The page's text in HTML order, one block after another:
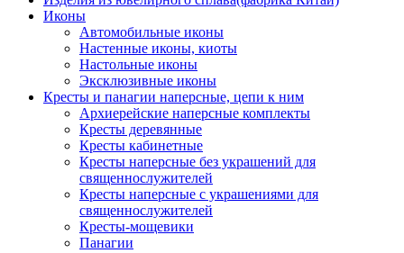
Иконы
Автомобильные иконы
Настенные иконы, киоты
Настольные иконы
Эксклюзивные иконы
Кресты и панагии наперсные, цепи к ним
Архиерейские наперсные комплекты
Кресты деревянные
Кресты кабинетные
Кресты наперсные без украшений для
священнослужителей
Кресты наперсные с украшениями для
священнослужителей
Кресты-мощевики
Панагии